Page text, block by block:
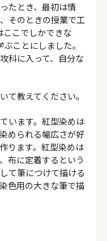
たとき、最初は情
そのときの授業で工
ここでしかできな
ことにしました。
科に入って、自分な
て教えてください。
います。紅型染めは
められる幅広さが好
ります。紅型染めは
布に定着するという
て筆につけて描ける
色用の大きな筆で描